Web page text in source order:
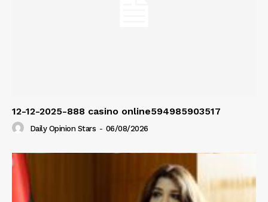
12-12-2025-888 casino online594985903517
Daily Opinion Stars - 06/08/2026